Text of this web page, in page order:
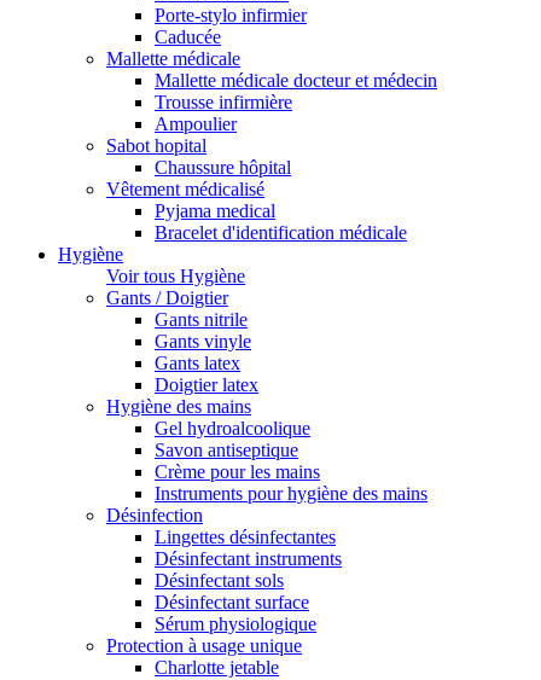
Porte-stylo infirmier
Caducée
Mallette médicale
Mallette médicale docteur et médecin
Trousse infirmière
Ampoulier
Sabot hopital
Chaussure hôpital
Vêtement médicalisé
Pyjama medical
Bracelet d'identification médicale
Hygiène
Voir tous Hygiène
Gants / Doigtier
Gants nitrile
Gants vinyle
Gants latex
Doigtier latex
Hygiène des mains
Gel hydroalcoolique
Savon antiseptique
Crème pour les mains
Instruments pour hygiène des mains
Désinfection
Lingettes désinfectantes
Désinfectant instruments
Désinfectant sols
Désinfectant surface
Sérum physiologique
Protection à usage unique
Charlotte jetable